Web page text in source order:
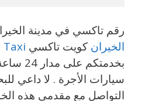
رقم تاكسي في مدينة
الخيران كويت تاكسي Taxi
سيارات الأجرة . لا داعي
التواصل مع مقدمي هذه